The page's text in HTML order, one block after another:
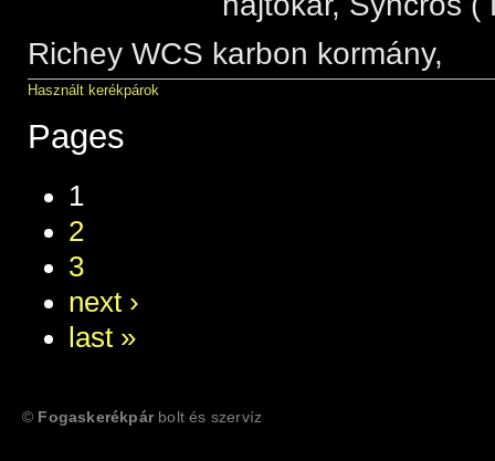
Richey WCS karbon kormány,
Használt kerékpárok
Pages
1
2
3
next ›
last »
© Fogaskerékpárbolt és szervíz